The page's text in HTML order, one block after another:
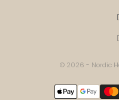
© 2026 - Nordic